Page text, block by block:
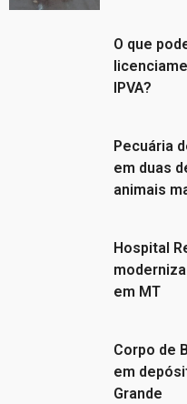
O que
IPVA?
Pecuária
em duas
animais
Hospital
em MT
Corpo de
em
Grande